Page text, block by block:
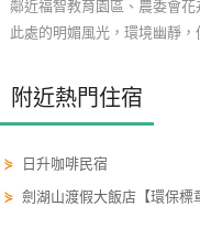
顧
滿
意
鄰近福智教育園區、農委會花
此處的明媚風光，環境幽靜，
附近熱門住宿
⋟
日升咖啡民宿
⋟劍湖山渡假大飯店【環保